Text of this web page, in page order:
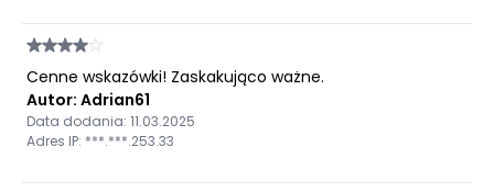
Cenne wskazówki! Zaskakująco ważne.
Autor: Adrian61
Data dodania: 11.03.2025
Adres IP: ***.***.253.33